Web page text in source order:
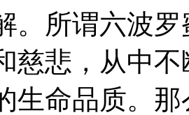
。所谓六波
慈悲，从中
生命品质。